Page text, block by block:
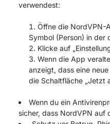
verwendest:
Öffne die NordVPN-
Symbol (Person) in der
Klicke auf
Wenn die App
anzeigt, dass eine
die Schaltfläche „Jetzt
Wenn du ein
sicher, dass NordVPN auf